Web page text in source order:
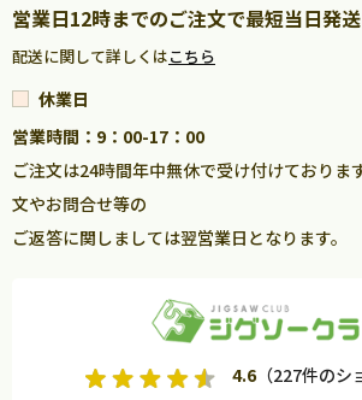
営業日12時までのご注文で最短当日発送
配送に関して詳しくはこちら
休業日
営業時間：9：00-17：00
ご注文は24時間年中無休で受け付けておりま
文やお問合せ等の
ご返答に関しましては翌営業日となります。
4.6（227件のシ